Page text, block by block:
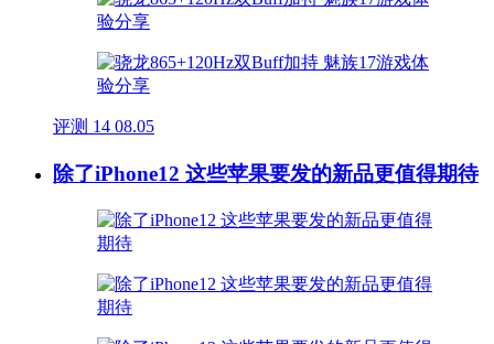
评测 14 08.05
除了iPhone12 这些苹果要发的新品更值得期待